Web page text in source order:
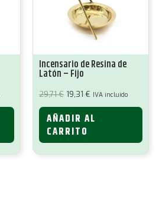
Incensario de Resina de
Latón – Fijo
29,71€ El
original
era:
29,71 €.
19,31 € El
actual
es:
19,31 €.
IVA incluido
AÑADIR AL
CARRITO